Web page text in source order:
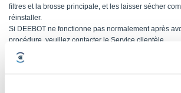
filtres et la brosse principale, et les laisser sécher
réinstaller.
Si DEEBOT ne fonctionne pas normalement après
procédure, veuillez contacter le Service clientèle.